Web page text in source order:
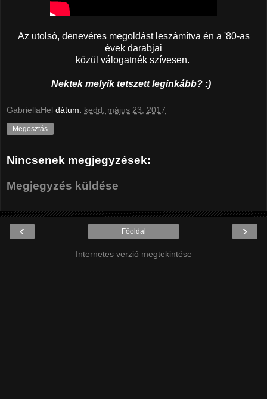
Az utolsó, denevéres megoldást leszámítva én a '80-as
évek darabjai
közül válogatnék szívesen.
Nektek melyik tetszett leginkább? :)
GabriellaHel dátum: kedd, május 23, 2017
Megosztás
Nincsenek megjegyzések:
Megjegyzés küldése
‹ ›
Főoldal
Internetes verzió megtekintése